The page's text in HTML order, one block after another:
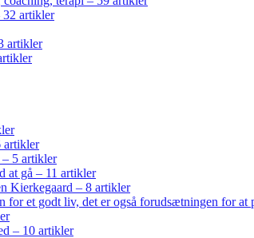
32 artikler
artikler
artikler
5 artikler
at gå – 11 artikler
Kierkegaard – 8 artikler
for et godt liv, det er også forudsætningen for at
– 10 artikler